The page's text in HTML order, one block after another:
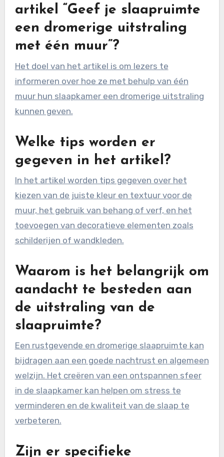
artikel “Geef je slaapruimte
een dromerige uitstraling
met één muur”?
Het doel van het artikel is om lezers te
informeren over hoe ze met behulp van één
muur hun slaapkamer een dromerige uitstraling
kunnen geven.
Welke tips worden er
gegeven in het artikel?
In het artikel worden tips gegeven over het
kiezen van de juiste kleur en textuur voor de
muur, het gebruik van behang of verf, en het
toevoegen van decoratieve elementen zoals
schilderijen of wandkleden.
Waarom is het belangrijk om
aandacht te besteden aan
de uitstraling van de
slaapruimte?
Een rustgevende en dromerige slaapruimte kan
bijdragen aan een goede nachtrust en algemeen
welzijn. Het creëren van een ontspannen sfeer
in de slaapkamer kan helpen om stress te
verminderen en de kwaliteit van de slaap te
verbeteren.
Zijn er specifieke